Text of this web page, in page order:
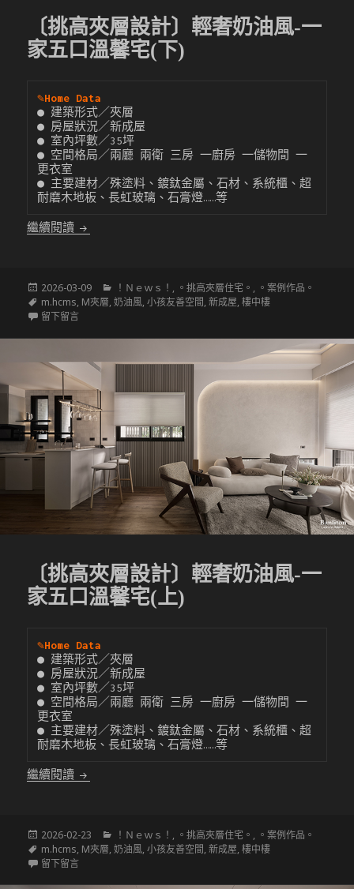
〔挑高夾層設計〕輕奢奶油風-一
家五口溫馨宅(下)
✎Home Data
● 建築形式／夾層
● 房屋狀況／新成屋
● 室內坪數／35坪
● 空間格局／兩廳 兩衛 三房 一廚房 一儲物間 一
更衣室
● 主要建材／殊塗料、鍍鈦金屬、石材、系統櫃、超
耐磨木地板、長虹玻璃、石膏燈……等
繼續閱讀 〔挑高夾層設計〕輕奢奶油風-一家五口溫馨宅(下)
發
佈
於
2026-03-09
分
類
！Ｎｅｗｓ！ , 。挑高夾層住宅。 , 。案例作品。
標
籤
m.hcms, M夾層,奶油風,小孩友善空間,新成屋,樓中樓
留下留言在 〔挑高夾層設計〕輕奢奶油風-一家五口溫馨宅(下)
〔挑高夾層設計〕輕奢奶油風-一
家五口溫馨宅(上)
✎Home Data
● 建築形式／夾層
● 房屋狀況／新成屋
● 室內坪數／35坪
● 空間格局／兩廳 兩衛 三房 一廚房 一儲物間 一
更衣室
● 主要建材／殊塗料、鍍鈦金屬、石材、系統櫃、超
耐磨木地板、長虹玻璃、石膏燈……等
繼續閱讀 〔挑高夾層設計〕輕奢奶油風-一家五口溫馨宅(上)
發
佈
於
2026-02-23
分
類
！Ｎｅｗｓ！ , 。挑高夾層住宅。 , 。案例作品。
標
籤
m.hcms, M夾層,奶油風,小孩友善空間,新成屋,樓中樓
留下留言在 〔挑高夾層設計〕輕奢奶油風-一家五口溫馨宅(上)